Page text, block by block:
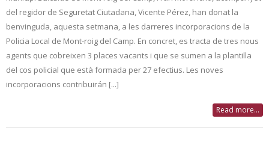
del regidor de Seguretat Ciutadana, Vicente Pérez, han donat la
benvinguda, aquesta setmana, a les darreres incorporacions de la
Policia Local de Mont-roig del Camp. En concret, es tracta de tres nous
agents que cobreixen 3 places vacants i que se sumen a la plantilla
del cos policial que està formada per 27 efectius. Les noves
incorporacions contribuirán [...]
Read more...